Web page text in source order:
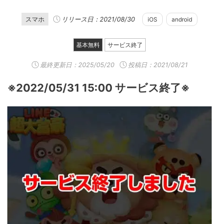
スマホ リリース日：2021/08/30 iOS android
基本無料 サービス終了
最終更新日： 2025/05/20 投稿日：2021/08/21
※2022/05/31 15:00 サービス終了※